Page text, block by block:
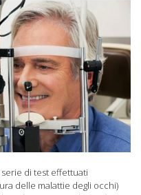
di test effettuati
delle malattie degli occhi)